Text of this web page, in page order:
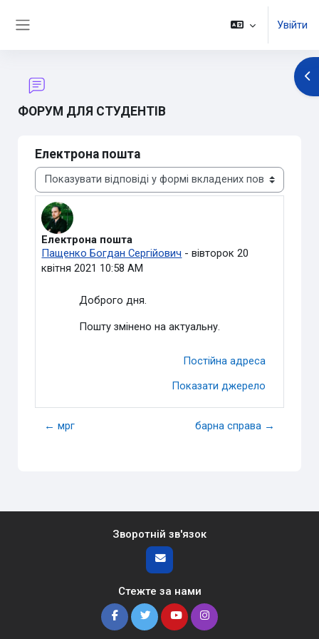
Увійти
ФОРУМ ДЛЯ СТУДЕНТІВ
Електрона пошта
Тип показу
Електрона пошта
Пащенко Богдан Сергійович -вівторок 20
квітня 2021 10:58 AM
Кількість відповідей: 0
Доброго дня.
Пошту змінено на актуальну.
Постійна адреса
Показати джерело
← мрг барна справа →
Зворотній зв'язок
Стежте за нами